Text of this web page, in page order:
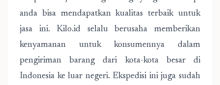
anda bisa mendapatkan kualitas terbaik untuk
jasa ini. Kilo.id selalu berusaha memberikan
kenyamanan untuk konsumennya dalam
pengiriman barang dari kota-kota besar di
Indonesia ke luar negeri. Ekspedisi ini juga sudah